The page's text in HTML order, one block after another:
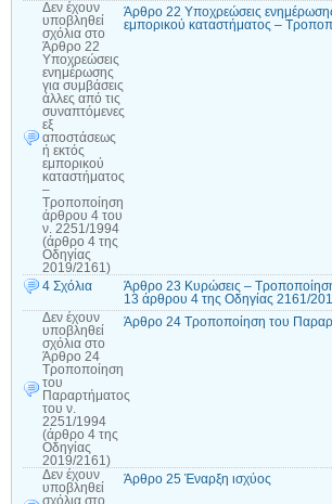
Δεν έχουν
υποβληθεί
σχόλια στο
Άρθρο 22
Υποχρεώσεις
ενημέρωσης
για συμβάσεις
άλλες από τις
συναπτόμενες
εξ
αποστάσεως
ή εκτός
εμπορικού
καταστήματος
–
Τροποποίηση
άρθρου 4 του
ν. 2251/1994
(άρθρο 4 της
Οδηγίας
2019/2161)
Άρθρο 22 Υποχρεώσεις
εμπορικού καταστήματος –
4 Σχόλια
Άρθρο 23 Κυρώσεις –
13 άρθρου 4 της Οδηγίας 2161/
Δεν έχουν
υποβληθεί
σχόλια στο
Άρθρο 24
Τροποποίηση
του
Παραρτήματος
του ν.
2251/1994
(άρθρο 4 της
Οδηγίας
2019/2161)
Άρθρο 24 Τροποποίηση του
Δεν έχουν
υποβληθεί
σχόλια στο
Άρθρο 25 Έναρξη ισχύος